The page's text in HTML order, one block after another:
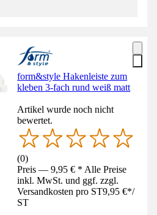
form&style Hakenleiste zum
kleben 3-fach rund weiß matt
Artikel wurde noch nicht
bewertet.
(0)
Preis — 9,95 € * Alle Preise
inkl. MwSt. und ggf. zzgl.
Versandkosten pro ST9,95 €*/
ST